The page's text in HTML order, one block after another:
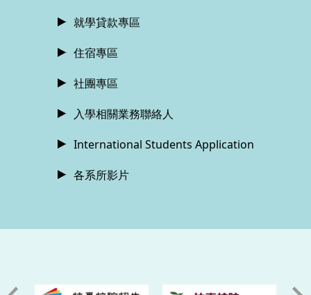
就學貸款專區
住宿專區
社團專區
入學相關業務聯絡人
International Students Application
各系所影片